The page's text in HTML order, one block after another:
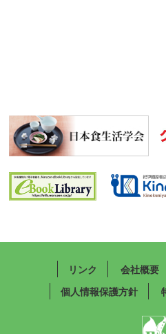
リンク 会社概要
個人情報保護方針